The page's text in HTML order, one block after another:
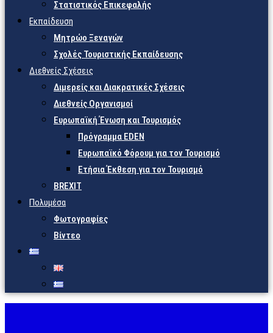
Στατιστικός Επικεφαλής
Εκπαίδευση
Μητρώο Ξεναγών
Σχολές Τουριστικής Εκπαίδευσης
Διεθνείς Σχέσεις
Διμερείς και Διακρατικές Σχέσεις
Διεθνείς Οργανισμοί
Ευρωπαϊκή Ένωση και Τουρισμός
Πρόγραμμα EDEN
Ευρωπαϊκό Φόρουμ για τον Τουρισμό
Ετήσια Έκθεση για τον Τουρισμό
BREXIT
Πολυμέσα
Φωτογραφίες
Βίντεο